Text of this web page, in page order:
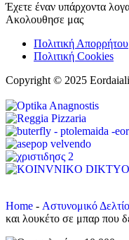
Έχετε έναν υπάρχοντα
Ακολουθησε μας
Πολιτική Απορρήτου
Πολιτική Cookies
Copyright © 2025
Home - Αστυνομικό Δελτίο
και λουκέτο σε μπαρ που